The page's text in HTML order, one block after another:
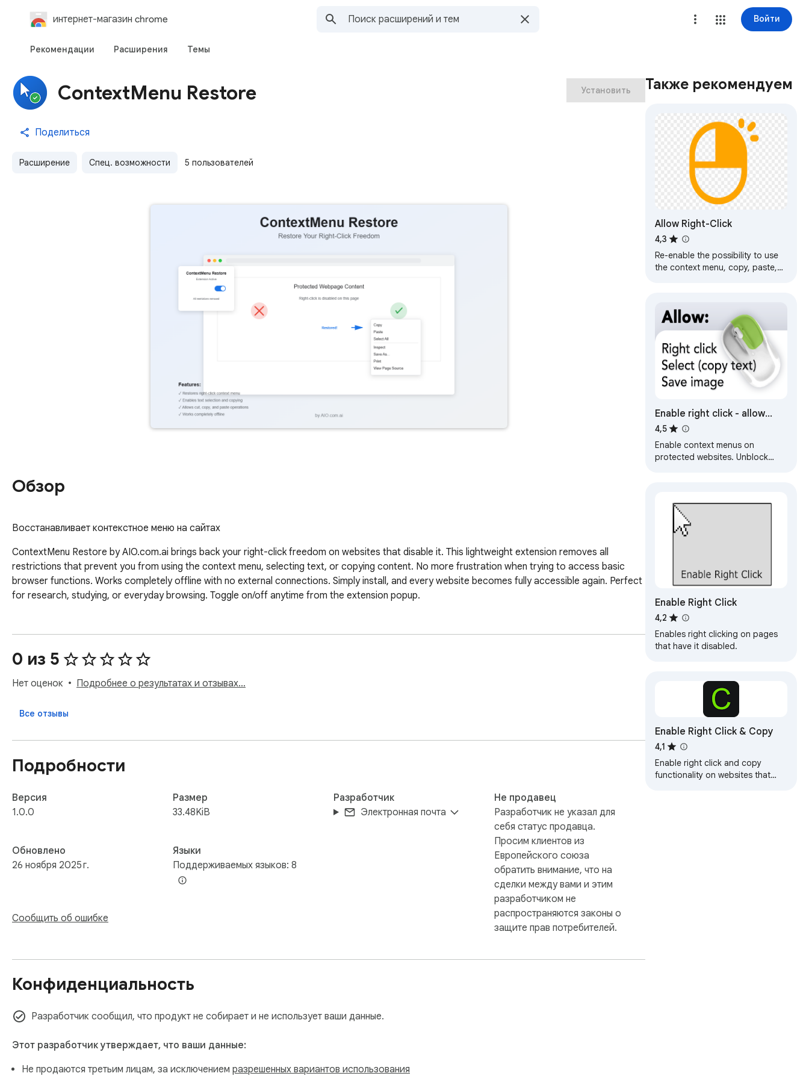
интернет-магазин chrome Войти
Рекомендации Расширения Темы
ContextMenu Restore
Поделиться
Расширение Спец. возможности 5 пользователей
Установить
Обзор
Восстанавливает контекстное меню на сайтах
ContextMenu Restore by AIO.com.ai brings back your right-click freedom on websites that disable it. This lightweight extension removes all
restrictions that prevent you from using the context menu, selecting text, or copying content. No more frustration when trying to access basic
browser functions. Works completely offline with no external connections. Simply install, and every website becomes fully accessible again. Perfect
for research, studying, or everyday browsing. Toggle on/off anytime from the extension popup.
0 из 5
Нет оценок Подробнее о результатах и отзывах…
Все отзывы
Подробности
Версия
1.0.0
Обновлено
26 ноября 2025 г.
Сообщить об ошибке
Размер
33.48KiB
Языки
Поддерживаемых языков: 8
Разработчик
Электронная почта
Не продавец
Разработчик не указал для
себя статус продавца.
Просим клиентов из
Европейского союза
обратить внимание, что на
сделки между вами и этим
разработчиком не
распространяются законы о
защите прав потребителей.
Конфиденциальность
Разработчик сообщил, что продукт не собирает и не использует ваши данные.
Этот разработчик утверждает, что ваши данные:
Не продаются третьим лицам, за исключением разрешенных вариантов использования
Также рекомендуем
Allow Right-Click
4,3
Re-enable the possibility to use
the context menu, copy, paste,
Enable right click - allow
copy & select
4,5
Enable context menus on
protected websites. Unblock
Enable Right Click
4,2
Enables right clicking on pages
that have it disabled.
Enable Right Click & Copy
4,1
Enable right click and copy
functionality on websites that